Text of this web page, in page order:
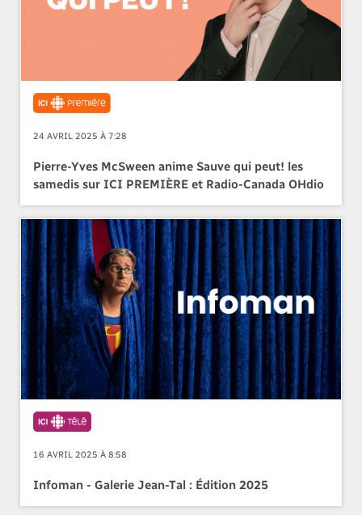
24 AVRIL 2025 À 7:28
Pierre-Yves McSween anime Sauve qui peut! les
samedis sur ICI PREMIÈRE et Radio-Canada OHdio
16 AVRIL 2025 À 8:58
Infoman - Galerie Jean-Tal : Édition 2025